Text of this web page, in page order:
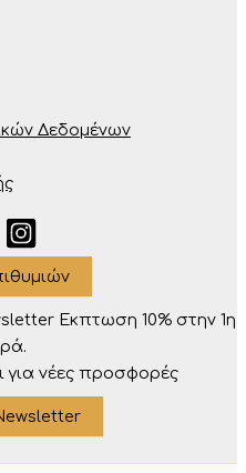
Δεδομένων
Eκπτωση 10% στην 1η
για νέες προσφορές